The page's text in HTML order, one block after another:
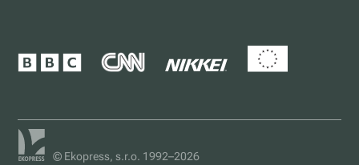
© Ekopress, s.r.o. 1992–2026